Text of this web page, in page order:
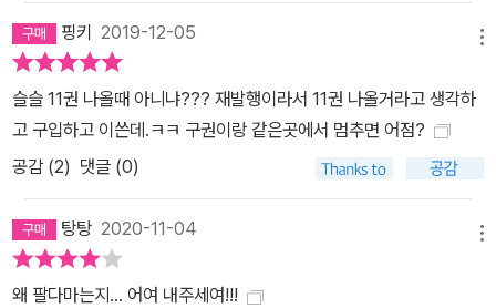
핑키 2019-12-05
슬슬 11권 나올때 아니냐??? 재발행이라서 11권 나올거라고 생각하
고 구입하고 이쓴데.ㅋㅋ 구권이랑 같은곳에서 멈추면 어점?
공감 (2) 댓글 (0)
탕탕 2020-11-04
왜 팔다마는지... 어여 내주세여!!!